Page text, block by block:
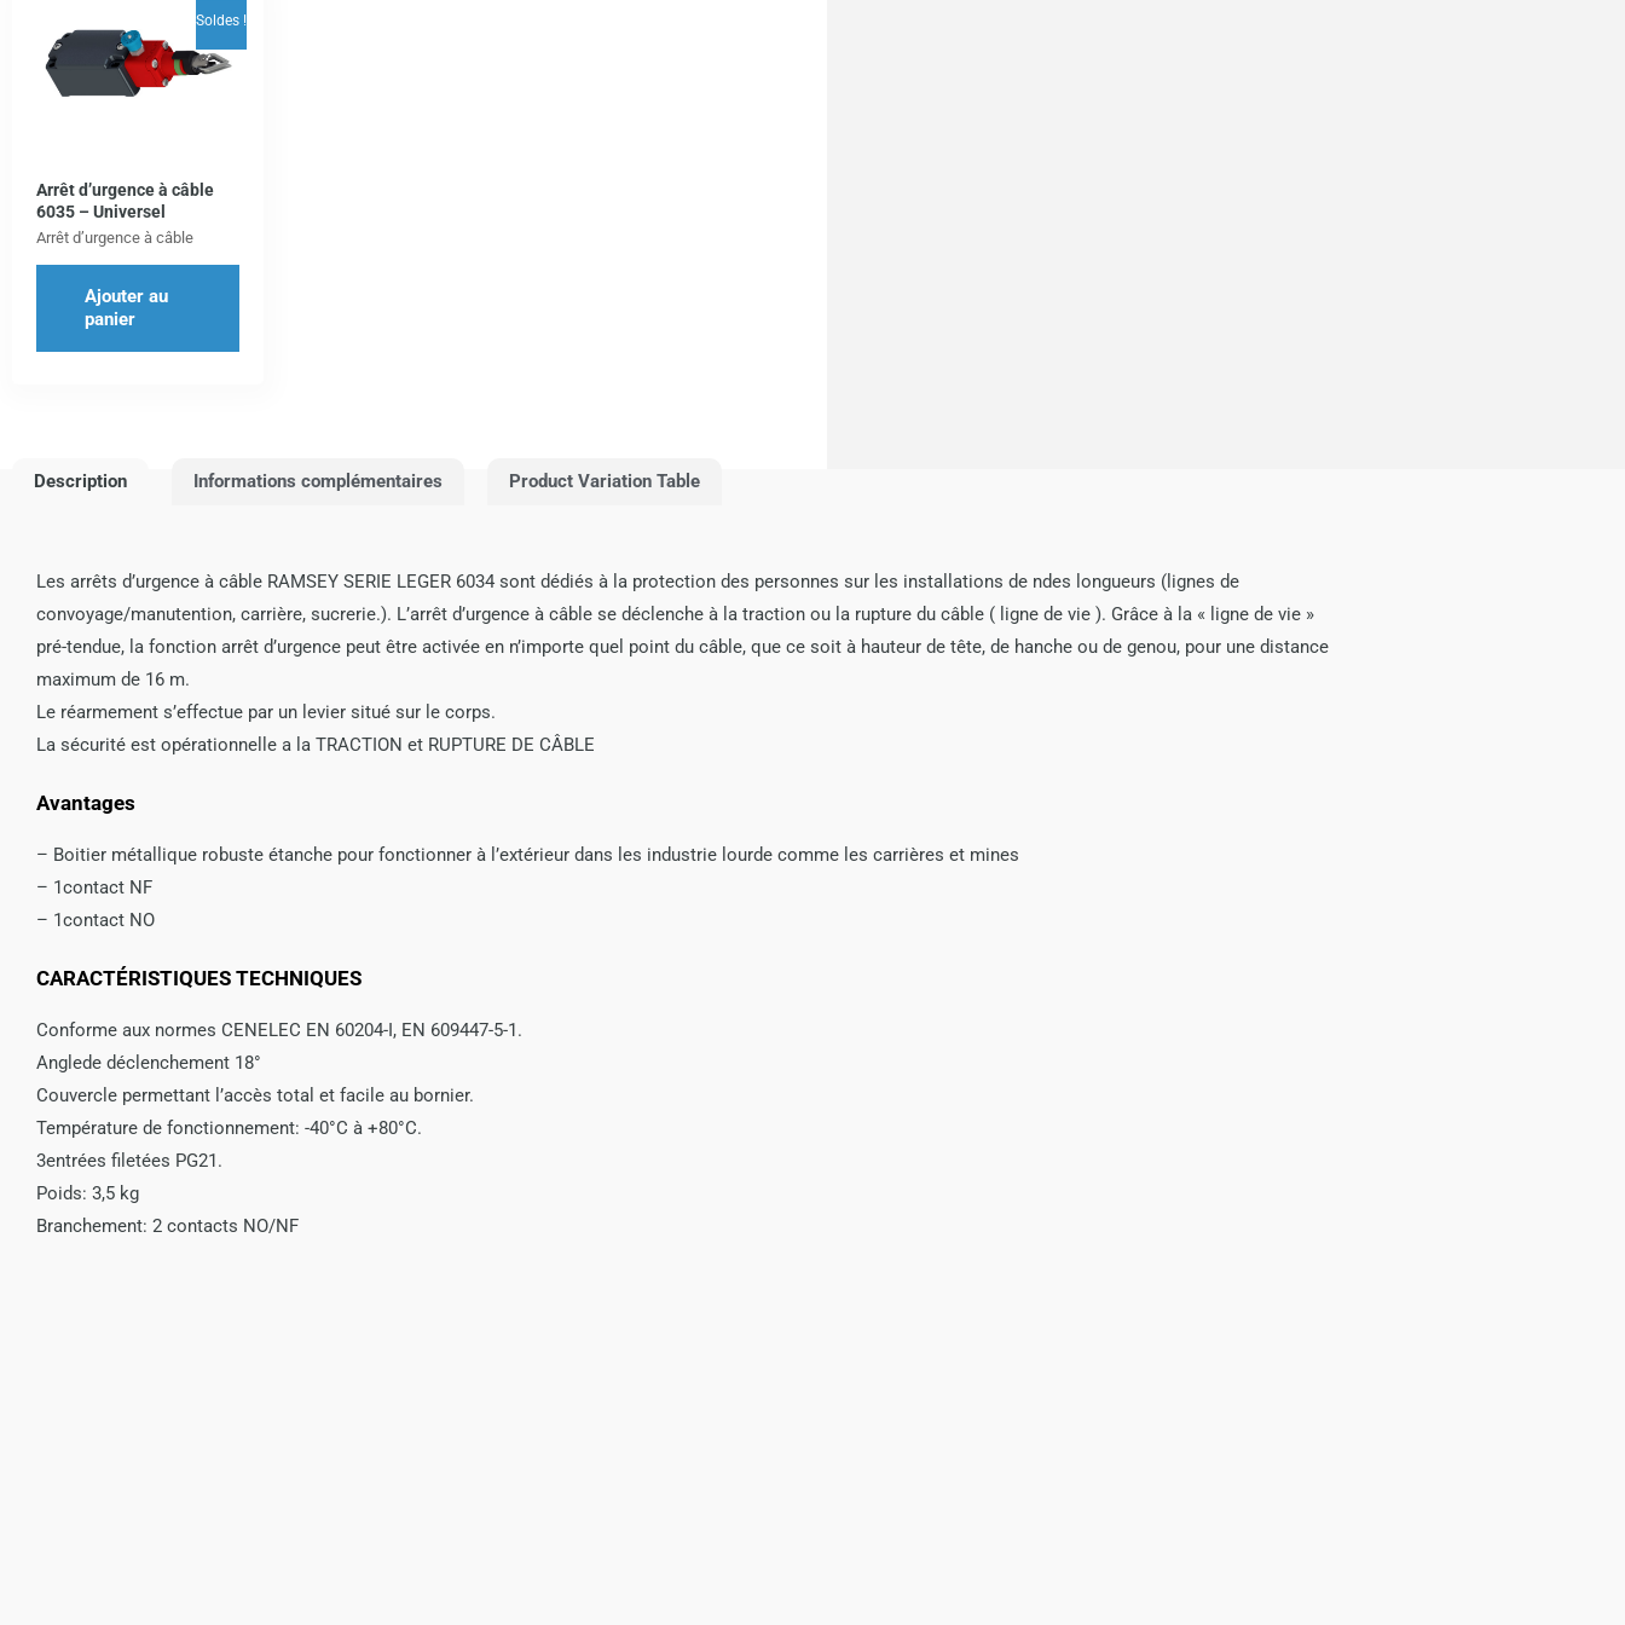
Soldes !
Arrêt d’urgence à câble
6035 – Universel
Arrêt d’urgence à câble
Ajouter au
panier
Description Informations complémentaires Product Variation Table
Les arrêts d’urgence à câble RAMSEY SERIE LEGER 6034 sont dédiés à la protection des personnes sur les installations de ndes longueurs (lignes de
convoyage/manutention, carrière, sucrerie.). L’arrêt d’urgence à câble se déclenche à la traction ou la rupture du câble ( ligne de vie ). Grâce à la « ligne de vie »
pré-tendue, la fonction arrêt d’urgence peut être activée en n’importe quel point du câble, que ce soit à hauteur de tête, de hanche ou de genou, pour une distance
maximum de 16 m.
Le réarmement s’effectue par un levier situé sur le corps.
La sécurité est opérationnelle a la TRACTION et RUPTURE DE CÂBLE
Avantages
– Boitier métallique robuste étanche pour fonctionner à l’extérieur dans les industrie lourde comme les carrières et mines
– 1contact NF
– 1contact NO
CARACTÉRISTIQUES TECHNIQUES
Conforme aux normes CENELEC EN 60204-I, EN 609447-5-1.
Anglede déclenchement 18°
Couvercle permettant l’accès total et facile au bornier.
Température de fonctionnement: -40°C à +80°C.
3entrées filetées PG21.
Poids: 3,5 kg
Branchement: 2 contacts NO/NF